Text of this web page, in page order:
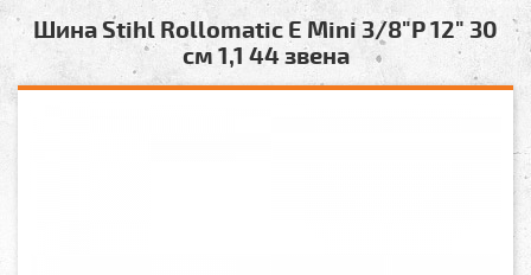
Шина Stihl Rollomatic E Mini 3/8"P 12" 30
см 1,1 44 звена